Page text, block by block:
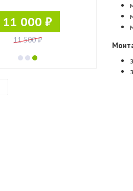
11 000 ₽
11 500 ₽